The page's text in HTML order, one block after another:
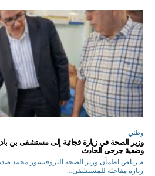
وطني
وزير الصحة في زيارة فجائية إلى مستشفى بن
وضعية جرحى الحادث
م.رياض اطمأن وزير الصحة البروفيسور
زيارة مفاجئة للمستشفى...